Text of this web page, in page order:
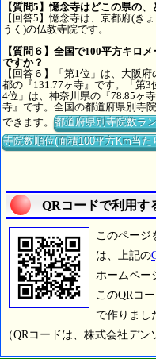
【質問5】憶念寺はどこの県の
【回答5】憶念寺は、京都府(き
うく)の仏教寺院です。
【質問６】全国で100平方キロ
ですか？
【回答６】「第1位」は、大阪
都の『131.77ヶ寺』です。「第
4位」は、神奈川県の『78.85ヶ
寺』です。全国の都道府県別寺
できます。都道府県別寺院数ラ
寺院数順位(面積100平方Km当た
QRコードで利用す
このページ
は、上記の
ホームペー
このQRコー
で作りまし
（QRコードは、株式会社デ